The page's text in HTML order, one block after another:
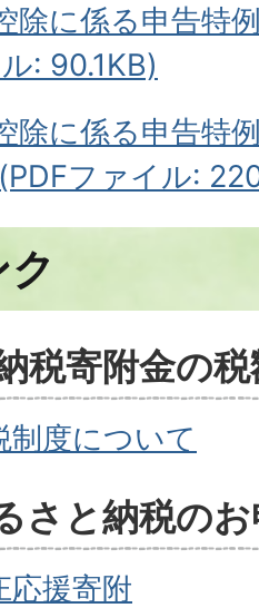
除に係る申告特
: 90.1KB)
除に係る申告特
(PDFファイル:
税寄附金の
度について
さと納税の
応援寄附